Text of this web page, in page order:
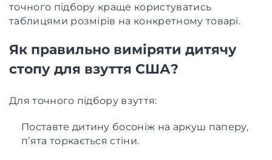
точного підбору краще користуватись
таблицями розмірів на конкретному товарі.
Як правильно виміряти дитячу
стопу для взуття США?
Для точного підбору взуття:
Поставте дитину босоніж на аркуш паперу,
п’ята торкається стіни.